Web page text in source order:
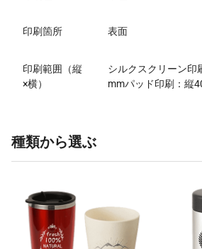
印刷箇所 表面
印刷範囲（縦
×横）
シルクスクリーン印
mmパッド印刷：縦
種類から選ぶ